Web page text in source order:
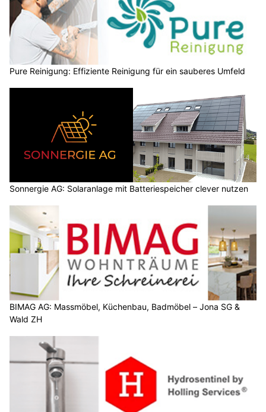
Pure Reinigung: Effiziente Reinigung für ein sauberes Umfeld
Sonnergie AG: Solaranlage mit Batteriespeicher clever nutzen
BIMAG AG: Massmöbel, Küchenbau, Badmöbel – Jona SG &
Wald ZH